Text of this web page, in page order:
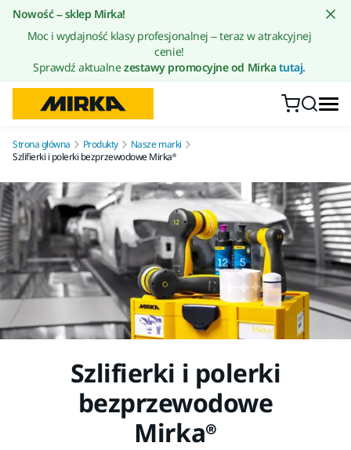
Nowość – sklep Mirka!
Moc i wydajność klasy profesjonalnej – teraz w atrakcyjnej
cenie!
Sprawdź aktualnezestawy promocyjne od Mirkatutaj.
Strona główna Produkty
Nasze marki
Szlifierki i polerki bezprzewodowe Mirka®
Szlifierki i polerki
bezprzewodowe
Mirka®